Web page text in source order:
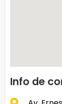
Info de